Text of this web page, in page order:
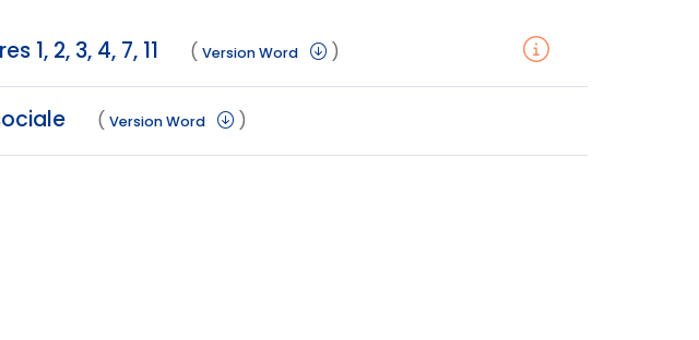
1, 2, 3, 4, 7, 11 ( Version Word )
( Version Word )